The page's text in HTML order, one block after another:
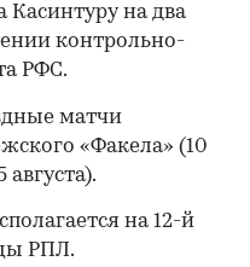
Касинтуру на два
контрольно-
РФС.
матчи
«Факела» (10
августа).
на 12-й
РПЛ.